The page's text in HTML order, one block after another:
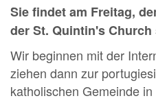
Sie findet am Freitag,
der St. Quintin's Church
Wir beginnen mit der
ziehen dann zur
katholischen Gemeinde